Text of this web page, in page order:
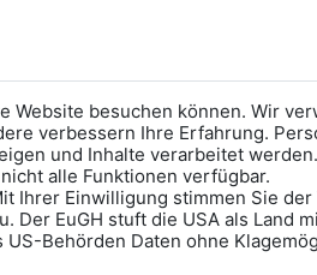
besuchen können. Wir
verbessern Ihre Erfahrung.
und Inhalte verarbeitet
alle Funktionen verfügbar.
Ihrer Einwilligung stimmen Sie
Der EuGH stuft die USA als Land
Behörden Daten ohne
AnprobeVorort im
das Kalendersymbol.
Ohne Termin kann es zu
Bitte nehmen Sie eine
für Ihren Einkauf mit.
Wir freuen uns - Das